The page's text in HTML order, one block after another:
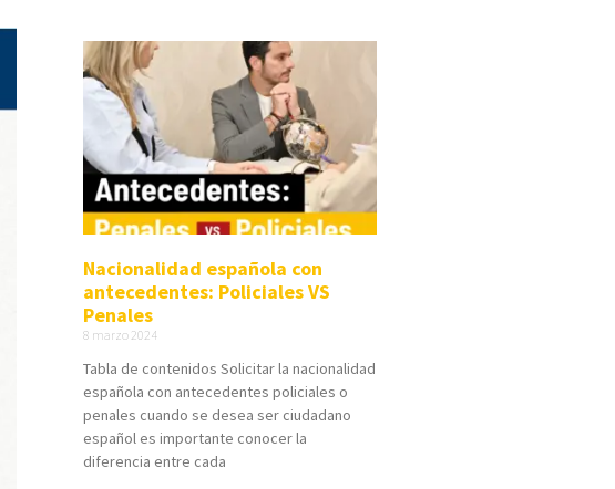
Nacionalidad española con
antecedentes: Policiales VS
Penales
8 marzo 2024
Tabla de contenidos Solicitar la nacionalidad
española con antecedentes policiales o
penales cuando se desea ser ciudadano
español es importante conocer la
diferencia entre cada